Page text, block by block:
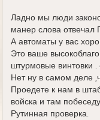
Ладно мы люди
манер слова отвечал
А автоматы у вас
Это ваше
штурмовые винтовки .
Нет ну в самом деле
Проедете к нам в
войска и там
Рутинная проверка.